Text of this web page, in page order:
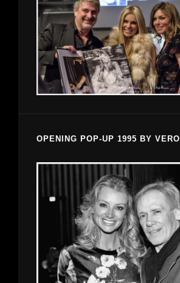
OPENING POP-UP 1995 BY VERO